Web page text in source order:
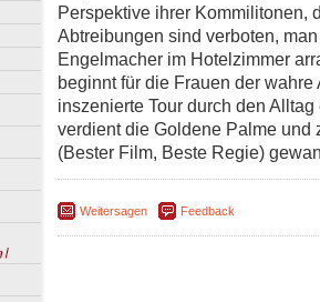
Perspektive ihrer Kommilitonen,
Abtreibungen sind verboten,
Engelmacher im Hotelzimmer
beginnt für die Frauen der
inszenierte Tour durch den
verdient die Goldene Palme
(Bester Film, Beste Regie)
Weitersagen Feedback